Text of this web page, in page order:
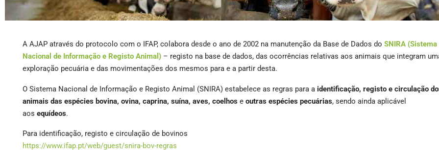
A AJAP através do protocolo com o IFAP, colabora desde o ano de 2002 na manutenção da Base de Dados doSNIRA (Sistema
Nacional de Informação e Registo Animal) – registo na base de dados, das ocorrências relativas aos animais que integram
exploração pecuária e das movimentações dos mesmos para e a partir desta.
O Sistema Nacional de Informação e Registo Animal (SNIRA) estabelece as regras para a identificação, registo e circulação
animais das espécies bovina, ovina, caprina, suína, aves, coelhos eoutras espécies pecuárias, sendo ainda aplicável
aosequídeos.
Para identificação, registo e circulação de bovinos
https://www.ifap.pt/web/guest/snira-bov-regras